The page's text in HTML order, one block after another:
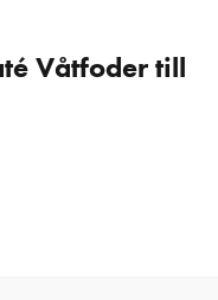
Våtfoder till